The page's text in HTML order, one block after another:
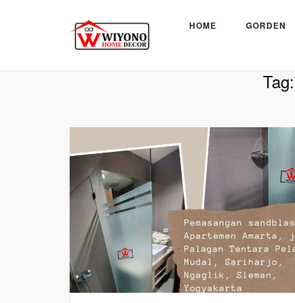
HOME GORDEN
Beranda»Gorden Solo
Tag: